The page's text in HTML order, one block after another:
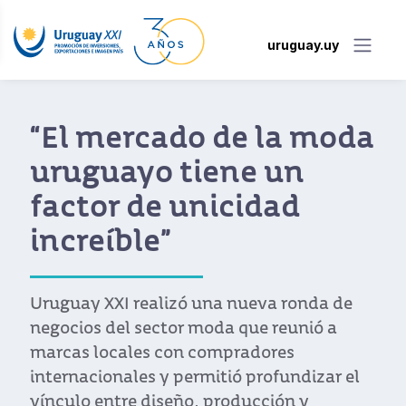
uruguay.uy
de la moda
tiene un
unicidad
una nueva ronda de
moda que reunió a
compradores
permitió profundizar el
diseño
sello
Diez firmas